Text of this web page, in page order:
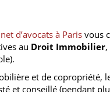
d’avocats à Parisvous
au Droit Immobilier
et de copropriété,
et conseillé (pendant